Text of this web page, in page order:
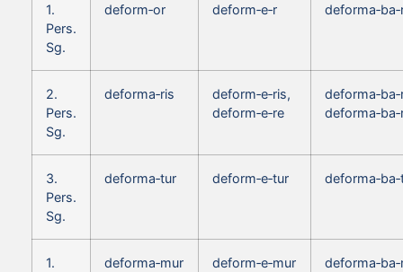
1.
Pers.
Sg.
deform‑or deform‑e‑r
2.
Pers.
Sg.
deforma‑ris
deform‑e‑ris,
deform‑e‑re
3.
Pers.
Sg.
deforma‑tur deform‑e‑tur
1.
deforma‑mur deform‑e‑mur